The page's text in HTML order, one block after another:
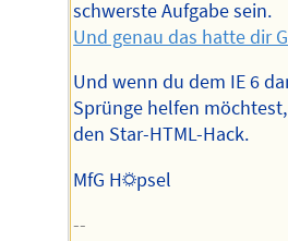
schwerste Aufgabe sein.
Und genau das hatte dir
Und wenn du dem IE 6
Sprünge helfen
den Star-HTML-Hack.
MfG H☼psel
--